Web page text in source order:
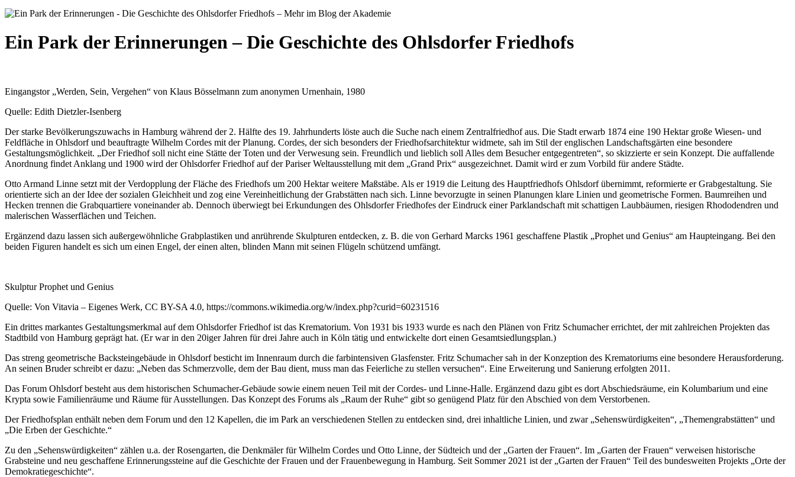
Ein Park der Erinnerungen – Die Geschichte des Ohlsdorfer Friedhofs
Eingangstor „Werden, Sein, Vergehen“ von Klaus Bösselmann zum anonymen Urnenhain, 1980
Quelle: Edith Dietzler-Isenberg
Der starke Bevölkerungszuwachs in Hamburg während der 2. Hälfte des 19. Jahrhunderts löste auch die Suche nach einem Zentralfriedhof aus. Die Stadt erwarb 1874 eine 190 Hektar große Wiesen- und
Feldfläche in Ohlsdorf und beauftragte Wilhelm Cordes mit der Planung. Cordes, der sich besonders der Friedhofsarchitektur widmete, sah im Stil der englischen Landschaftsgärten eine besondere
Gestaltungsmöglichkeit. „Der Friedhof soll nicht eine Stätte der Toten und der Verwesung sein. Freundlich und lieblich soll Alles dem Besucher entgegentreten“, so skizzierte er sein Konzept. Die auffallende
Anordnung findet Anklang und 1900 wird der Ohlsdorfer Friedhof auf der Pariser Weltausstellung mit dem „Grand Prix“ ausgezeichnet. Damit wird er zum Vorbild für andere Städte.
Otto Armand Linne setzt mit der Verdopplung der Fläche des Friedhofs um 200 Hektar weitere Maßstäbe. Als er 1919 die Leitung des Hauptfriedhofs Ohlsdorf übernimmt, reformierte er Grabgestaltung. Sie
orientierte sich an der Idee der sozialen Gleichheit und zog eine Vereinheitlichung der Grabstätten nach sich. Linne bevorzugte in seinen Planungen klare Linien und geometrische Formen. Baumreihen und
Hecken trennen die Grabquartiere voneinander ab. Dennoch überwiegt bei Erkundungen des Ohlsdorfer Friedhofes der Eindruck einer Parklandschaft mit schattigen Laubbäumen, riesigen Rhododendren und
malerischen Wasserflächen und Teichen.
Ergänzend dazu lassen sich außergewöhnliche Grabplastiken und anrührende Skulpturen entdecken, z. B. die von Gerhard Marcks 1961 geschaffene Plastik „Prophet und Genius“ am Haupteingang. Bei den
beiden Figuren handelt es sich um einen Engel, der einen alten, blinden Mann mit seinen Flügeln schützend umfängt.
Skulptur Prophet und Genius
Quelle: Von Vitavia – Eigenes Werk, CC BY-SA 4.0, https://commons.wikimedia.org/w/index.php?curid=60231516
Ein drittes markantes Gestaltungsmerkmal auf dem Ohlsdorfer Friedhof ist das Krematorium. Von 1931 bis 1933 wurde es nach den Plänen von Fritz Schumacher errichtet, der mit zahlreichen Projekten das
Stadtbild von Hamburg geprägt hat. (Er war in den 20iger Jahren für drei Jahre auch in Köln tätig und entwickelte dort einen Gesamtsiedlungsplan.)
Das streng geometrische Backsteingebäude in Ohlsdorf besticht im Innenraum durch die farbintensiven Glasfenster. Fritz Schumacher sah in der Konzeption des Krematoriums eine besondere Herausforderung.
An seinen Bruder schreibt er dazu: „Neben das Schmerzvolle, dem der Bau dient, muss man das Feierliche zu stellen versuchen“. Eine Erweiterung und Sanierung erfolgten 2011.
Das Forum Ohlsdorf besteht aus dem historischen Schumacher-Gebäude sowie einem neuen Teil mit der Cordes- und Linne-Halle. Ergänzend dazu gibt es dort Abschiedsräume, ein Kolumbarium und eine
Krypta sowie Familienräume und Räume für Ausstellungen. Das Konzept des Forums als „Raum der Ruhe“ gibt so genügend Platz für den Abschied von dem Verstorbenen.
Der Friedhofsplan enthält neben dem Forum und den 12 Kapellen, die im Park an verschiedenen Stellen zu entdecken sind, drei inhaltliche Linien, und zwar „Sehenswürdigkeiten“, „Themengrabstätten“ und
„Die Erben der Geschichte.“
Zu den „Sehenswürdigkeiten“ zählen u.a. der Rosengarten, die Denkmäler für Wilhelm Cordes und Otto Linne, der Südteich und der „Garten der Frauen“. Im „Garten der Frauen“ verweisen historische
Grabsteine und neu geschaffene Erinnerungssteine auf die Geschichte der Frauen und der Frauenbewegung in Hamburg. Seit Sommer 2021 ist der „Garten der Frauen“ Teil des bundesweiten Projekts „Orte der
Demokratiegeschichte“.